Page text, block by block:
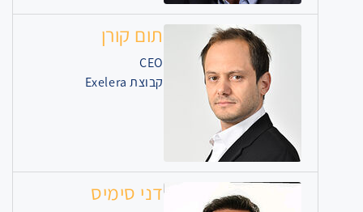
תום קורן
CEO
קבוצת Exelera
דני סימיס